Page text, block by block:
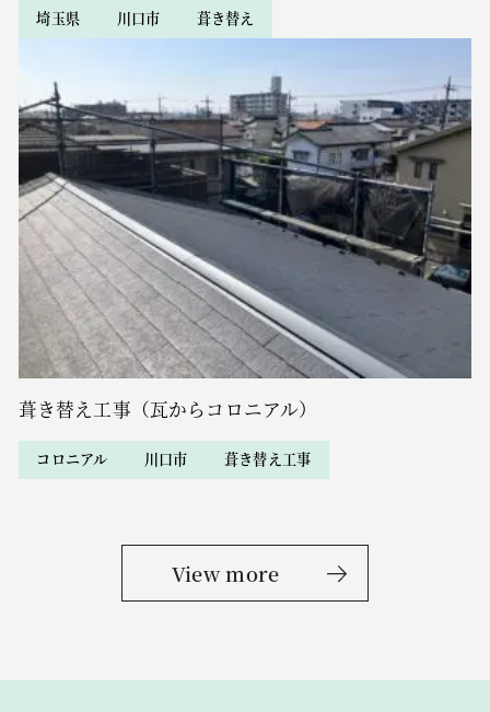
埼玉県 川口市 葺き替え
葺き替え工事（瓦からコロニアル）
コロニアル 川口市 葺き替え工事
View more